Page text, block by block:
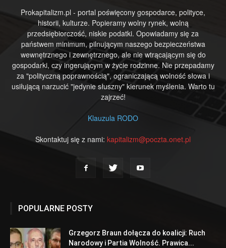
Prokapitalizm.pl - portal poświęcony gospodarce, polityce,
historii, kulturze. Popieramy wolny rynek, wolną
przedsiębiorczość, niskie podatki. Opowiadamy się za
państwem minimum, pilnującym naszego bezpieczeństwa
wewnętrznego i zewnętrznego, ale nie wtrącającym się do
gospodarki, czy ingerującym w życie rodzinne. Nie przepadamy
za "polityczną poprawnością", ograniczającą wolność słowa i
usiłującą narzucić "jedynie słuszny" kierunek myślenia. Warto tu
zajrzeć!
Klauzula RODO
Skontaktuj się z nami: kapitalizm@poczta.onet.pl
POPULARNE POSTY
Grzegorz Braun dołącza do koalicji: Ruch
Narodowy i Partia Wolność. Prawica...